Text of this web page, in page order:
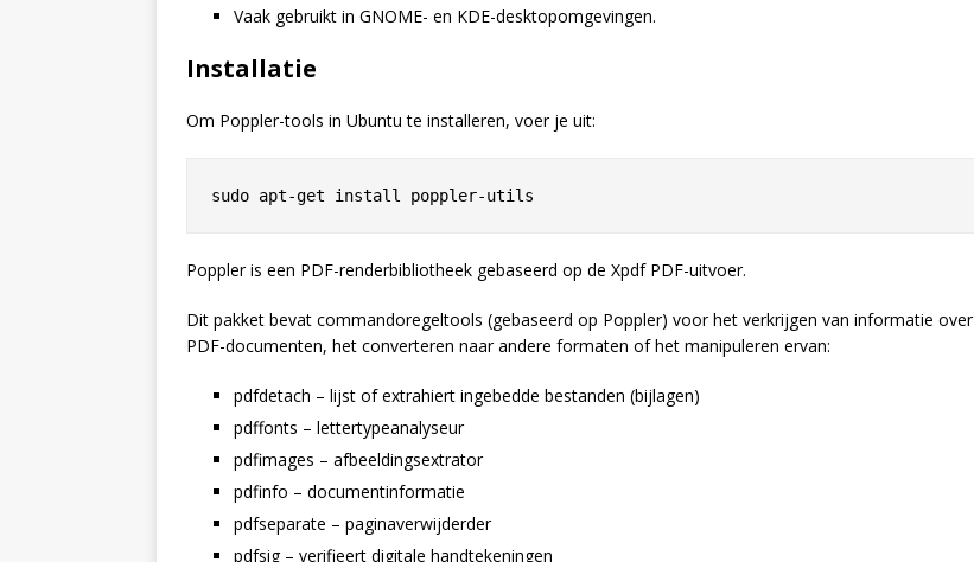
Vaak gebruikt in GNOME- en KDE-desktopomgevingen.
Installatie
Om Poppler-tools in Ubuntu te installeren, voer je uit:
Poppler is een PDF-renderbibliotheek gebaseerd op de Xpdf PDF-uitvoer.
Dit pakket bevat commandoregeltools (gebaseerd op Poppler) voor het verkrijgen van informatie over
PDF-documenten, het converteren naar andere formaten of het manipuleren ervan:
pdfdetach – lijst of extrahiert ingebedde bestanden (bijlagen)
pdffonts – lettertypeanalyseur
pdfimages – afbeeldingsextrator
pdfinfo – documentinformatie
pdfseparate – paginaverwijderder
pdfsig – verifieert digitale handtekeningen